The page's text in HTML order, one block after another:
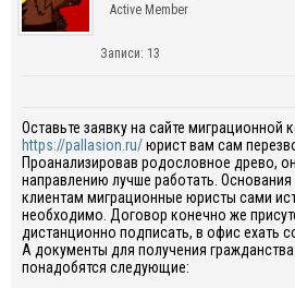
Active Member
Записи: 13
Оставьте заявку на сайте миграционной
https://pallasion.ru/
Проанализировав родословное древо,
направлению лучше работать.
клиентам миграционные юристы сами
необходимо. Договор конечно же
дистанционно подписать, в офис ехать
А документы для получения
понадобятся следующие: